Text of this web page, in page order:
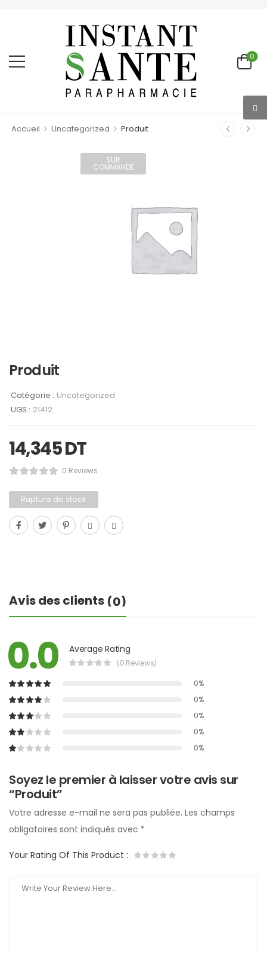
0
Accueil > Uncategorized > Produit
SUR
COMMANDE
Produit
Catégorie : Uncategorized
UGS : 21412
14,345DT
0 Reviews
Rupture de stock
Avis des clients (0)
0.0 Average Rating
(0 Reviews)
0%
0%
0%
0%
0%
Soyez le premier à laisser votre avis sur
“Produit”
Votre adresse e-mail ne sera pas publiée. Les champs
obligatoires sont indiqués avec *
Your Rating Of This Product :